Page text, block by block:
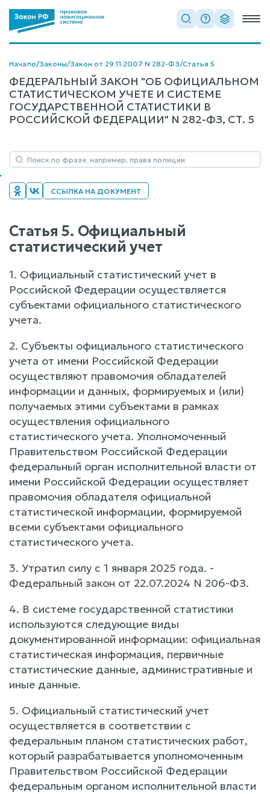
Начало/Законы/Закон от 29.11.2007 N 282-ФЗ/Статья 5
ФЕДЕРАЛЬНЫЙ ЗАКОН "ОБ ОФИЦИАЛЬНОМ
СТАТИСТИЧЕСКОМ УЧЕТЕ И СИСТЕМЕ
ГОСУДАРСТВЕННОЙ СТАТИСТИКИ В
РОССИЙСКОЙ ФЕДЕРАЦИИ" N 282-ФЗ, СТ. 5
ССЫЛКА НА ДОКУМЕНТ
Статья 5. Официальный
статистический учет
1. Официальный статистический учет в
Российской Федерации осуществляется
субъектами официального статистического
учета.
2. Субъекты официального статистического
учета от имени Российской Федерации
осуществляют правомочия обладателей
информации и данных, формируемых и (или)
получаемых этими субъектами в рамках
осуществления официального
статистического учета. Уполномоченный
Правительством Российской Федерации
федеральный орган исполнительной власти от
имени Российской Федерации осуществляет
правомочия обладателя официальной
статистической информации, формируемой
всеми субъектами официального
статистического учета.
3. Утратил силу с 1 января 2025 года. -
Федеральный закон от 22.07.2024 N 206-ФЗ.
4. В системе государственной статистики
используются следующие виды
документированной информации: официальная
статистическая информация, первичные
статистические данные, административные и
иные данные.
5. Официальный статистический учет
осуществляется в соответствии с
федеральным планом статистических работ,
который разрабатывается уполномоченным
Правительством Российской Федерации
федеральным органом исполнительной власти